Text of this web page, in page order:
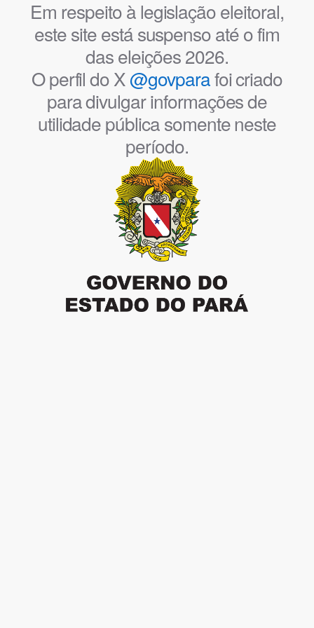
Em respeito à legislação eleitoral,
este site está suspenso até o fim
das eleições 2026.
O perfil do X@govparafoi criado
para divulgar informações de
utilidade pública somente neste
período.